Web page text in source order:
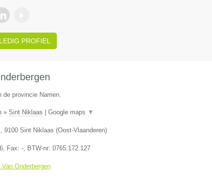
PROFIEL
de provincie Namen.
» Sint Niklaas Google maps ▼
, 9100 Sint Niklaas (Oost-Vlaanderen)
, Fax: -, BTW-nr: 0765.172.127
Onderbergen